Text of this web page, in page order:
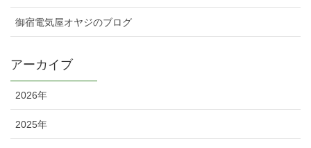
御宿電気屋オヤジのブログ
アーカイブ
2026年
2025年